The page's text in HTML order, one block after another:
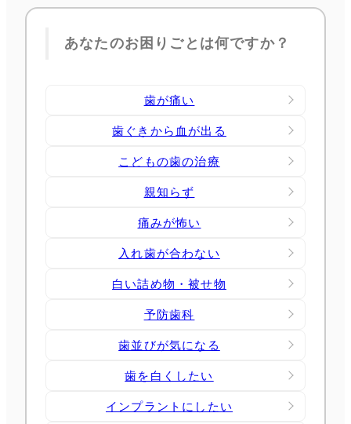
あなたのお困りごとは何ですか？
歯が痛い
歯ぐきから血が出る
こどもの歯の治療
親知らず
痛みが怖い
入れ歯が合わない
白い詰め物・被せ物
予防歯科
歯並びが気になる
歯を白くしたい
インプラントにしたい